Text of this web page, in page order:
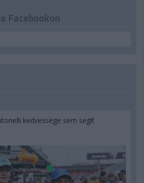
Facebookon
kedvessége sem segít